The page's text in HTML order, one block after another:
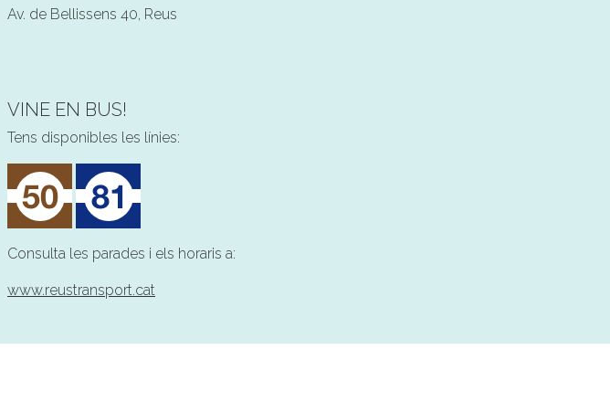
Av. de Bellissens 40, Reus
VINE EN BUS!
Tens disponibles les línies:
Consulta les parades i els horaris a:
www.reustransport.cat